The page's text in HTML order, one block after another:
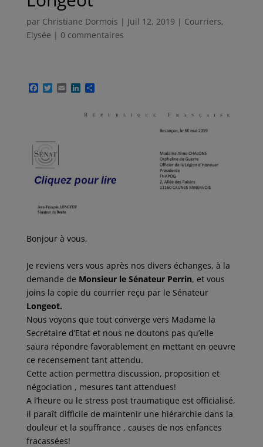
par Christiane Dormois | Juil 12, 2019 | Courriers,
Elysée | 0 commentaires
F
o
k
T
r
E L
k
P
t
Bonjour à vous,
Je reviens vers vous après nos divers échanges, à la
demande de Monsieur le Sénateur Perrin, et vous
joins la copie du courrier reçu par le Sénateur
Longeot.
Nous voyons que tout converge vers Madame la
Secrétaire d’Etat et nous ne doutons pas qu’elle
saura répondre favorablement en mettant en oeuvre
ce recensement tant attendu.
Cette action permettra discussion, proposition et
négociation , mesures tant attendues!
A l’heure ou le stress post traumatique est officialisé,
il paraît difficile de maintenir une hiérarchie dans la
douleur et la souffrance , causes de nos enfances
fracassées!